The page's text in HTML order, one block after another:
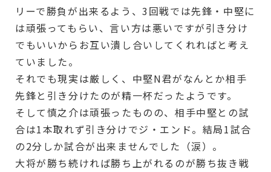
リーで勝負が出来るよう、3回戦では先鋒・中堅に
は頑張ってもらい、言い方は悪いですが引き分け
でもいいからお互い潰し合いしてくれればと考え
ていました。
それでも現実は厳しく、中堅N君がなんとか相手
先鋒と引き分けたのが精一杯だったようです。
そして慎之介は頑張ったものの、相手中堅との試
合は1本取れず引き分けでジ・エンド。結局1試合
の2分しか試合が出来ませんでした（涙）。
大将が勝ち続ければ勝ち上がれるのが勝ち抜き戦